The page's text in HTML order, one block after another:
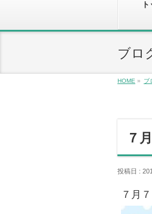
ブロ
HOME » ブ
７
投稿日 :
７月